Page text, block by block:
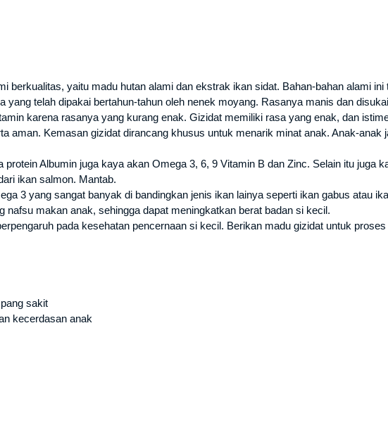
berkualitas, yaitu madu hutan alami dan ekstrak ikan sidat. Bahan-bahan alami
yang telah dipakai bertahun-tahun oleh nenek moyang. Rasanya manis dan
karena rasanya yang kurang enak. Gizidat memiliki rasa yang enak, dan
aman. Kemasan gizidat dirancang khusus untuk menarik minat anak. Anak-anak
Albumin juga kaya akan Omega 3, 6, 9 Vitamin B dan Zinc. Selain itu juga
ikan salmon. Mantab.
3 yang sangat banyak di bandingkan jenis ikan lainya seperti ikan gabus atau
makan anak, sehingga dapat meningkatkan berat badan si kecil.
pada kesehatan pencernaan si kecil. Berikan madu gizidat untuk
sakit
kecerdasan anak